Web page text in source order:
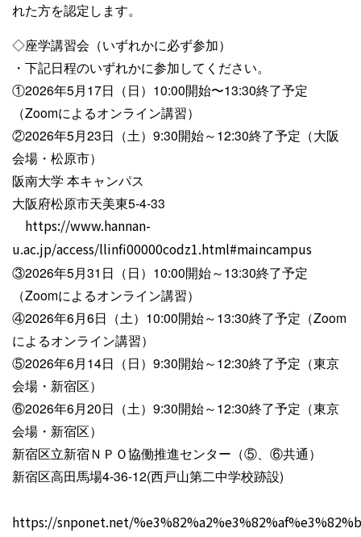
れた方を認定します。
◇座学講習会（いずれかに必ず参加）
・下記日程のいずれかに参加してください。
①2026年5月17日（日）10:00開始〜13:30終了予定
（Zoomによるオンライン講習）
②2026年5月23日（土）9:30開始～12:30終了予定（大阪
会場・松原市）
阪南大学 本キャンパス
大阪府松原市天美東5-4-33
https://www.hannan-
u.ac.jp/access/llinfi00000codz1.html#maincampus
③2026年5月31日（日）10:00開始～13:30終了予定
（Zoomによるオンライン講習）
④2026年6月6日（土）10:00開始～13:30終了予定（Zoom
によるオンライン講習）
⑤2026年6月14日（日）9:30開始～12:30終了予定（東京
会場・新宿区）
⑥2026年6月20日（土）9:30開始～12:30終了予定（東京
会場・新宿区）
新宿区立新宿ＮＰＯ協働推進センター（⑤、⑥共通）
新宿区高田馬場4-36-12(西戸山第二中学校跡設)
https://snponet.net/